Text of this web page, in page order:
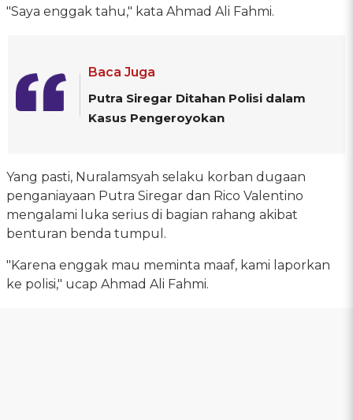
"Saya enggak tahu," kata Ahmad Ali Fahmi.
Baca Juga
Putra Siregar Ditahan Polisi dalam
Kasus Pengeroyokan
Yang pasti, Nuralamsyah selaku korban dugaan
penganiayaan Putra Siregar dan Rico Valentino
mengalami luka serius di bagian rahang akibat
benturan benda tumpul.
"Karena enggak mau meminta maaf, kami laporkan
ke polisi," ucap Ahmad Ali Fahmi.